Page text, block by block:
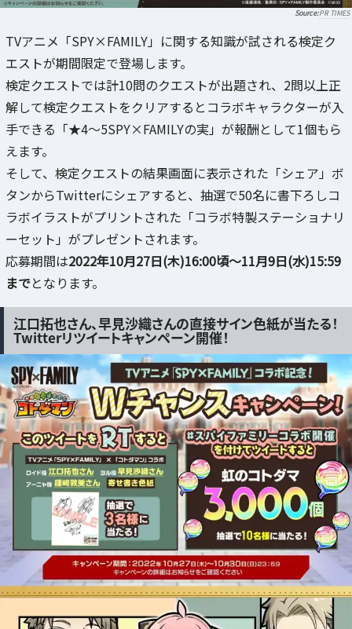
PR TIMES
TVアニメ「SPY×FAMILY」に関する知識が試される検定ク
エストが期間限定で登場します。
検定クエストでは計10問のクエストが出題され、2問以上正
解して検定クエストをクリアするとコラボキャラクターが入
手できる「★4～5SPY×FAMILYの実」が報酬として1個もら
えます。
そして、検定クエストの結果画面に表示された「シェア」ボ
タンからTwitterにシェアすると、抽選で50名に書下ろしコ
ラボイラストがプリントされた「コラボ特製ステーショナリ
ーセット」がプレゼントされます。
応募期間は2022年10月27日(木)16:00頃～11月9日(水)15:59
までとなります。
江口拓也さん、早見沙織さんの直接サイン色紙が当たる！
Twitterリツイートキャンペーン開催！